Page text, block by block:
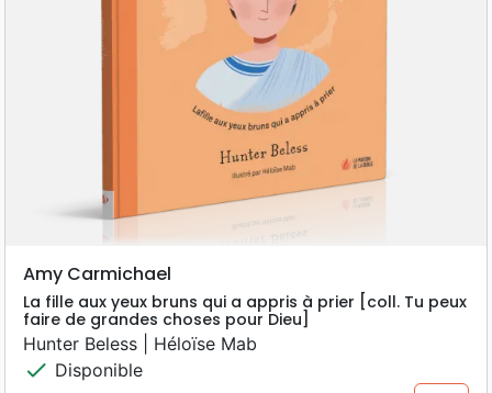
Amy Carmichael
La fille aux yeux bruns qui a appris à prier [coll. Tu peux
faire de grandes choses pour Dieu]
Hunter Beless | Héloïse Mab
check Disponible